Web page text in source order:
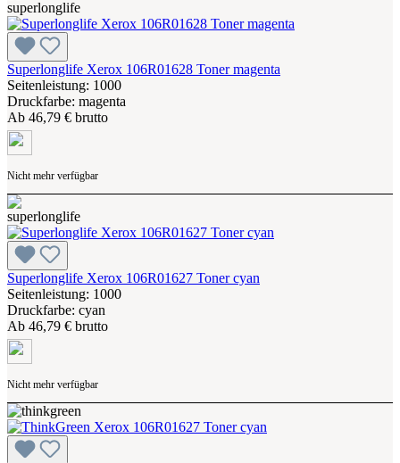
Superlonglife Xerox 106R01628 Toner magenta
Seitenleistung: 1000
Druckfarbe: magenta
Ab 46,79 € brutto
Nicht mehr verfügbar
Superlonglife Xerox 106R01627 Toner cyan
Seitenleistung: 1000
Druckfarbe: cyan
Ab 46,79 € brutto
Nicht mehr verfügbar